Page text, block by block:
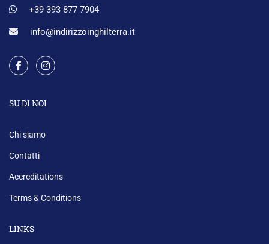
+39 393 877 7904
info@indirizzoinghilterra.it
SU DI NOI
Chi siamo
Contatti
Accreditations
Terms & Conditions
LINKS